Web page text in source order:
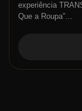
experiência
Que a Roupa”…